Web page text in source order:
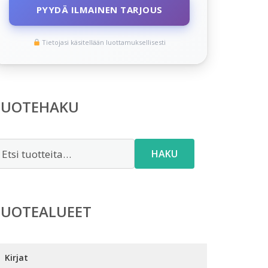
PYYDÄ ILMAINEN TARJOUS
Tietojasi käsitellään luottamuksellisesti
HAKU
Kirjat